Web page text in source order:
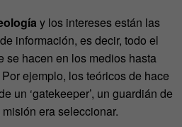
y los intereses están las
información, es decir, todo el
se hacen en los medios hasta
ejemplo, los teóricos de hace
un ‘gatekeeper’, un guardián de
era seleccionar.